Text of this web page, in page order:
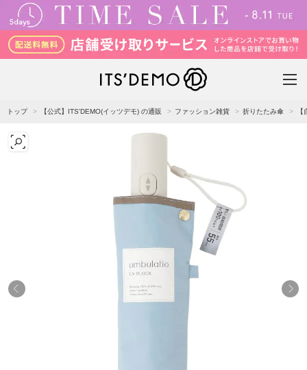
トップ 【公式】ITS'DEMO(イッツデモ) の通販 ファッション雑貨 折りたたみ傘